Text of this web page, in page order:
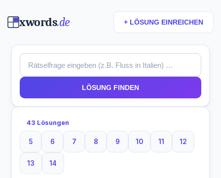
xwords.de + LÖSUNG EINREICHEN
LÖSUNG FINDEN
43 Lösungen
5
5 Buchstaben
6
6 Buchstaben
7
7 Buchstaben
8
8 Buchstaben
9
9 Buchstaben
10
10 Buchstaben
11
11 Buchstaben
12
12
13
13 Buchstaben
14
14 Buchstaben